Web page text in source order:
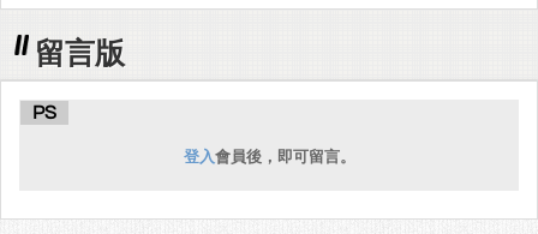
留言版
PS
登入會員後，即可留言。